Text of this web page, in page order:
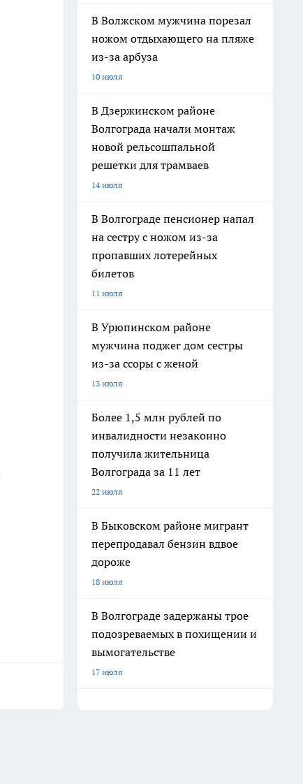
В Волжском мужчина порезал
ножом отдыхающего на пляже
из-за арбуза
10 июля
В Дзержинском районе
Волгограда начали монтаж
новой рельсошпальной
решетки для трамваев
14 июля
В Волгограде пенсионер напал
на сестру с ножом из-за
пропавших лотерейных
билетов
11 июля
В Урюпинском районе
мужчина поджег дом сестры
из-за ссоры с женой
13 июля
Более 1,5 млн рублей по
инвалидности незаконно
получила жительница
Волгограда за 11 лет
22 июля
В Быковском районе мигрант
перепродавал бензин вдвое
дороже
18 июля
В Волгограде задержаны трое
подозреваемых в похищении и
вымогательстве
17 июля